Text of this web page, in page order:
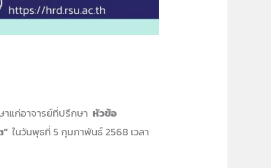
าแก่อาจารย์ที่ปรึกษาหัวข้อ
ในวันพุธที่ 5 กุมภาพันธ์ 2568 เวลา